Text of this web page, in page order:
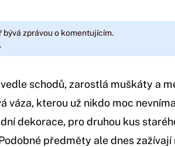
zprávou o komentujícím.
schodů, zarostlá muškáty a
váza, kterou už nikdo moc
dekorace, pro druhou kus
předměty ale dnes